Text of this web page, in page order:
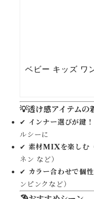
💡透け感アイテムの
✔ インナー選びが鍵！
ルシーに
✔ 素材MIXを楽しむ
ネン など）
✔ カラー合わせで個
ンピンクなど）